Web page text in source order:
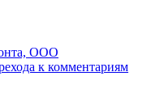
ООО